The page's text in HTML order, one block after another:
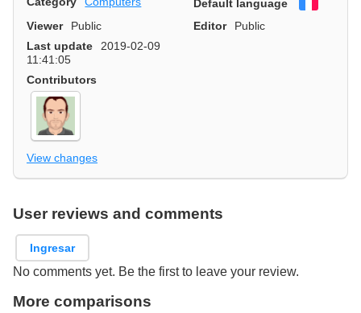
Default language
Viewer
Public Editor
Public
Last update
2019-02-09
11:41:05
Contributors
View changes
User reviews and comments
Ingresar
No comments yet. Be the first to leave your review.
More comparisons